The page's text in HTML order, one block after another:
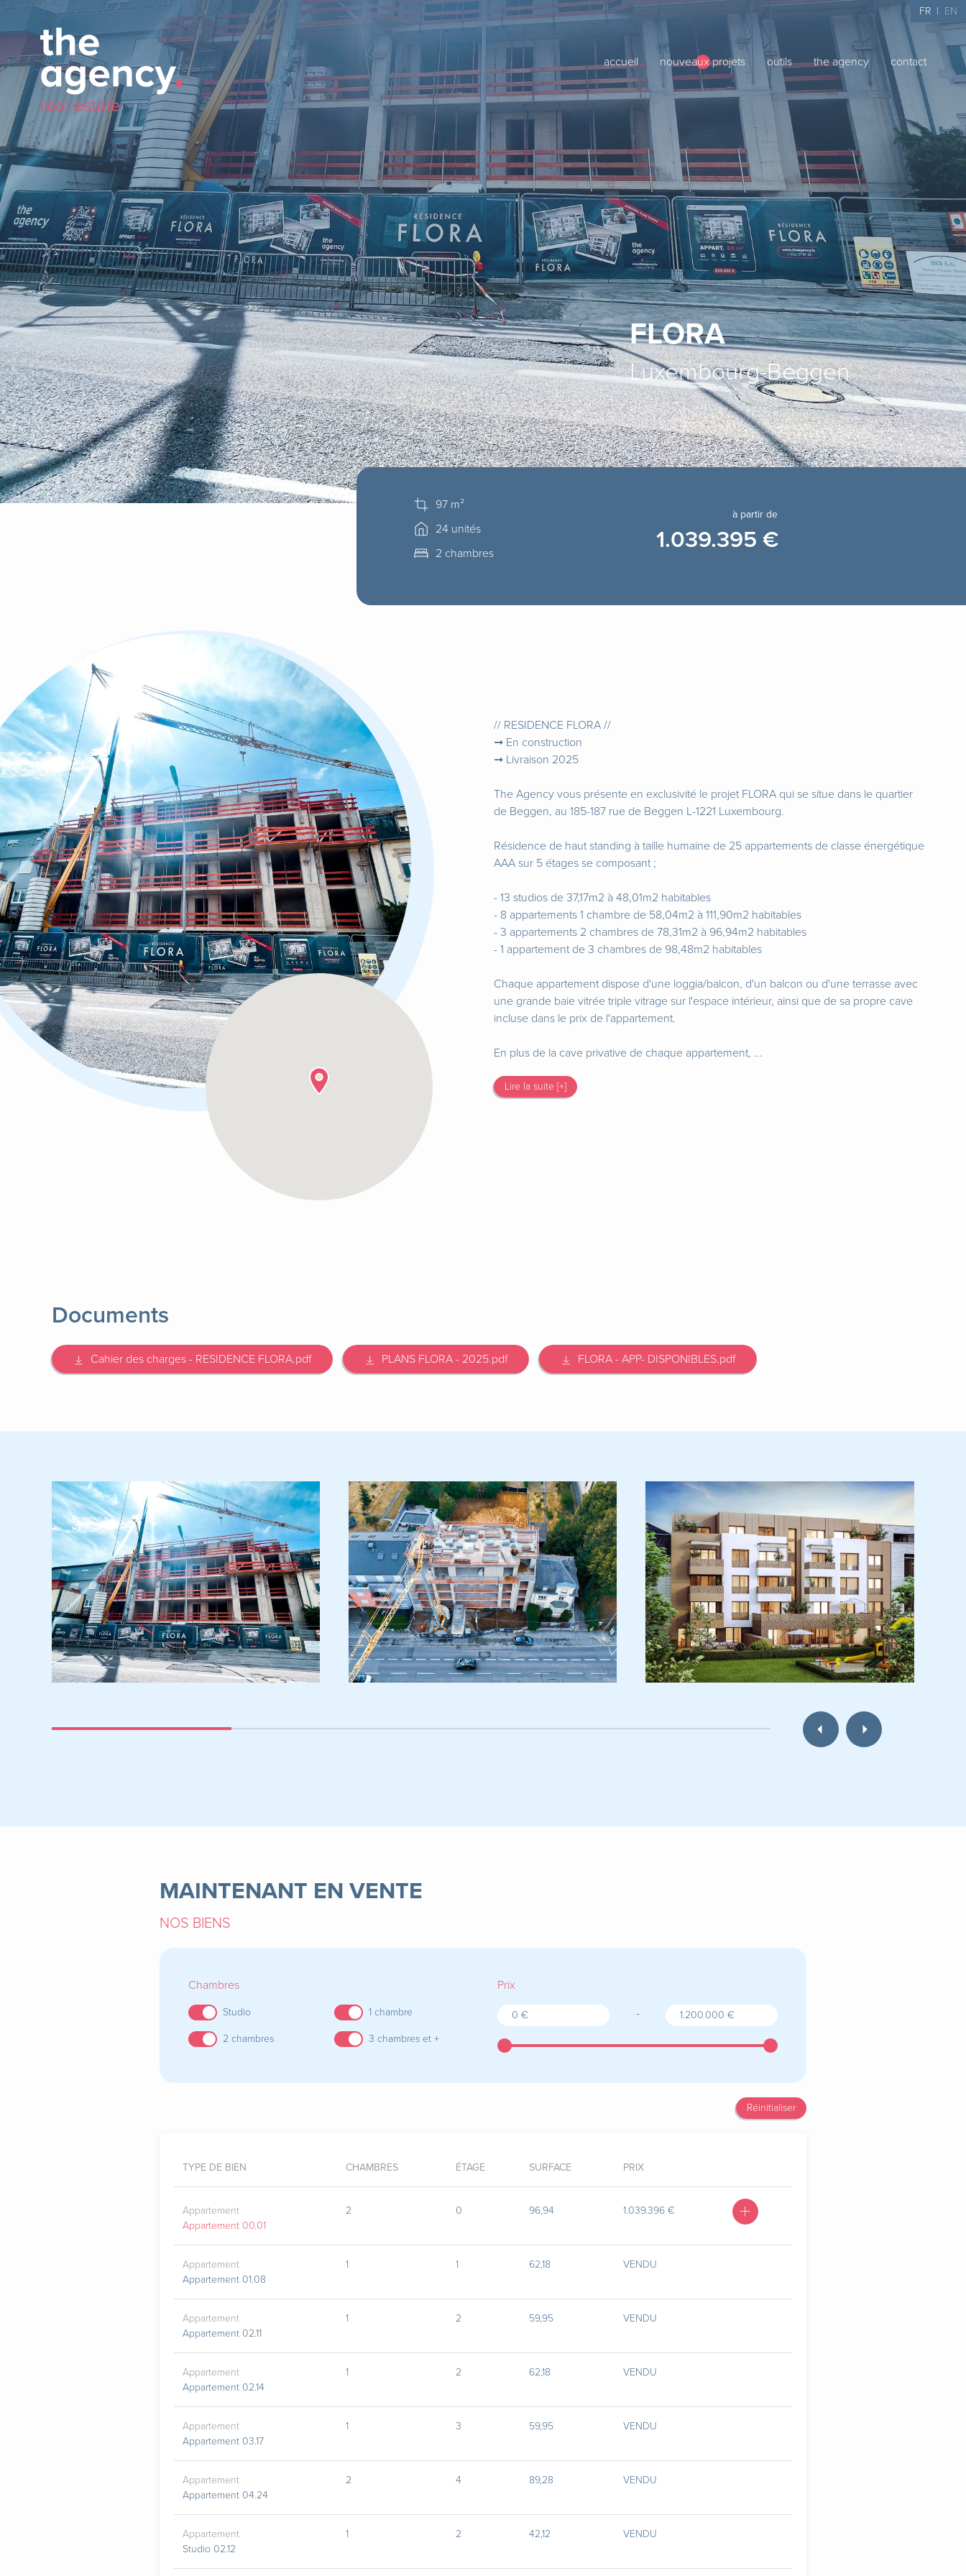
accueil nouveaux projets outils the agency contact
FR | EN
FLORA
Luxembourg-Beggen
97 m²
24 unités
2 chambres
à partir de
1.039.395 €
// RESIDENCE FLORA //
➞ En construction
➞ Livraison 2025
The Agency vous présente en exclusivité le projet FLORA qui se situe dans le quartier
de Beggen, au 185-187 rue de Beggen L-1221 Luxembourg.
Résidence de haut standing à taille humaine de 25 appartements de classe énergétique
AAA sur 5 étages se composant ;
- 13 studios de 37,17m2 à 48,01m2 habitables
- 8 appartements 1 chambre de 58,04m2 à 111,90m2 habitables
- 3 appartements 2 chambres de 78,31m2 à 96,94m2 habitables
- 1 appartement de 3 chambres de 98,48m2 habitables
Chaque appartement dispose d'une loggia/balcon, d'un balcon ou d'une terrasse avec
une grande baie vitrée triple vitrage sur l'espace intérieur, ainsi que de sa propre cave
incluse dans le prix de l'appartement.
En plus de la cave privative de chaque appartement, ...
Lire la suite [+]
Documents
Cahier des charges - RESIDENCE FLORA.pdf PLANS FLORA - 2025.pdf FLORA - APP- DISPONIBLES.pdf
MAINTENANT EN VENTE
NOS BIENS
Chambres
Studio 1 chambre
2 chambres 3 chambres et +
Prix
-
Réinitialiser
TYPE DE BIEN CHAMBRES ÉTAGE SURFACE PRIX
Appartement
Appartement 00.01
2 0 96,94 1.039.396 €
Appartement
Appartement 01.08
1 1 62,18 VENDU
Appartement
Appartement 02.11
1 2 59,95 VENDU
Appartement
Appartement 02.14
1 2 62,18 VENDU
Appartement
Appartement 03.17
1 3 59,95 VENDU
Appartement
Appartement 04.24
2 4 89,28 VENDU
Appartement
Studio 02.12
1 2 42,12 VENDU